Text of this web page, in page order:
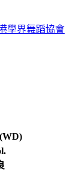
學界舞蹈協會